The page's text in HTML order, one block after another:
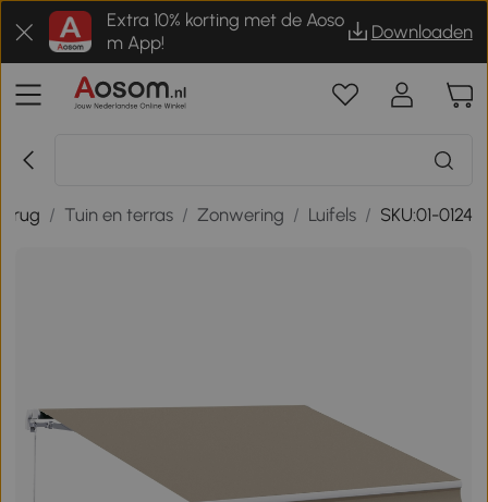
Extra 10% korting met de Aoso
m App!
Downloaden
/ Tuin en terras / Zonwering / Luifels / SKU:01-0124